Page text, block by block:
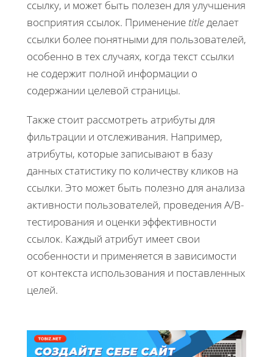
ссылку, и может быть полезен для улучшения
восприятия ссылок. Применение titleделает
ссылки более понятными для пользователей,
особенно в тех случаях, когда текст ссылки
не содержит полной информации о
содержании целевой страницы.
Также стоит рассмотреть атрибуты для
фильтрации и отслеживания. Например,
атрибуты, которые записывают в базу
данных статистику по количеству кликов на
ссылки. Это может быть полезно для анализа
активности пользователей, проведения A/B-
тестирования и оценки эффективности
ссылок. Каждый атрибут имеет свои
особенности и применяется в зависимости
от контекста использования и поставленных
целей.